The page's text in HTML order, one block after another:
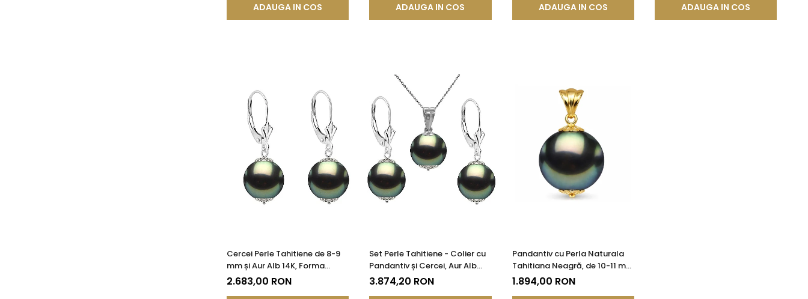
ADAUGA IN COS ADAUGA IN COS ADAUGA IN COS ADAUGA IN COS
Cercei Perle Tahitiene de 8-9
mm și Aur Alb 14K, Forma
Rotundă | KASKADDA®
2.683,00 RON
Set Perle Tahitiene - Colier cu
Pandantiv și Cercei, Aur Alb
14K, Perle Rotunde 8-9 mm,
Calitate AAA | KASKADDA®
3.874,20 RON
Pandantiv cu Perla Naturala
Tahitiana Neagră, de 10-11 mm
si Aur Galben de 14k
1.894,00 RON